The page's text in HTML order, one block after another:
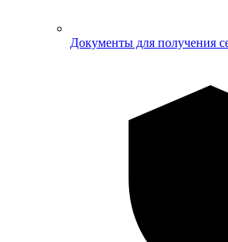
Документы для получения